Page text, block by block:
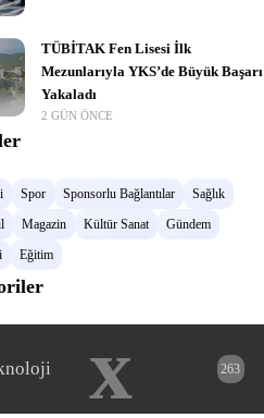
TÜBİTAK Fen Lisesi İlk
Mezunlarıyla YKS’de Büyük Başarı
Yakaladı
2 GÜN ÖNCE
Spor Sponsorlu Bağlantılar
Sağlık
Magazin Kültür Sanat
Gündem
Eğitim
x 263